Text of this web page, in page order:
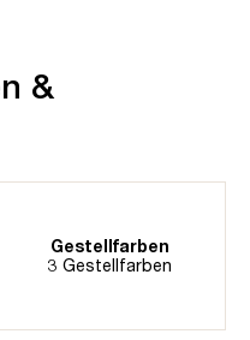
&
Gestellfarben
3 Gestellfarben